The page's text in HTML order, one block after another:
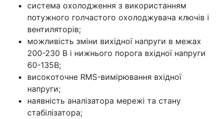
система охолодження з використанням
потужного голчастого охолоджувача ключів і
вентиляторів;
можливість зміни вихідної напруги в межах
200-230 В і нижнього порога вхідної напруги
60-135В;
високоточне RMS-вимірювання вхідної
напруги;
наявність аналізатора мережі та стану
стабілізатора;